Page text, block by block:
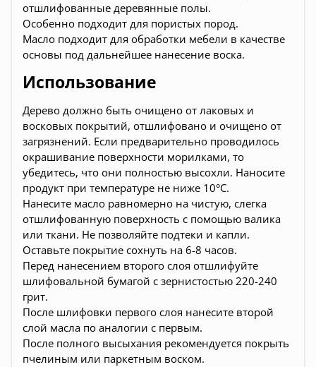
отшлифованные деревянные полы.
Особенно подходит для пористых пород.
Масло подходит для обработки мебели в качестве
основы под дальнейшее нанесение воска.
Использование
Дерево должно быть очищено от лаковых и
восковых покрытий, отшлифовано и очищено от
загрязнений. Если предварительно проводилось
окрашивание поверхности морилками, то
убедитесь, что они полностью высохли. Наносите
продукт при температуре не ниже 10°C.
Нанесите масло равномерно на чистую, слегка
отшлифованную поверхность с помощью валика
или ткани. Не позволяйте подтеки и капли.
Оставьте покрытие сохнуть на 6-8 часов.
Перед нанесением второго слоя отшлифуйте
шлифовальной бумагой с зернистостью 220-240
грит.
После шлифовки первого слоя нанесите второй
слой масла по аналогии с первым.
После полного высыхания рекомендуется покрыть
пчелиным или паркетным воском.